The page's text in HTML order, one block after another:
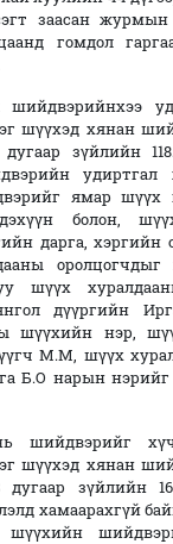
заасан журмын
гомдол
шүүхэд хянан
зүйлийн
удиртгал
ямар шүүх
болон,
дарга, хэргийн
оролцогчдыг
шүүх
дүүргийн
шүүхийн нэр,
М.М, шүүх
Б.О нарын
шийдвэрийг
шүүхэд хянан
дугаар зүйлийн
хамаарахгүй
шүүхийн